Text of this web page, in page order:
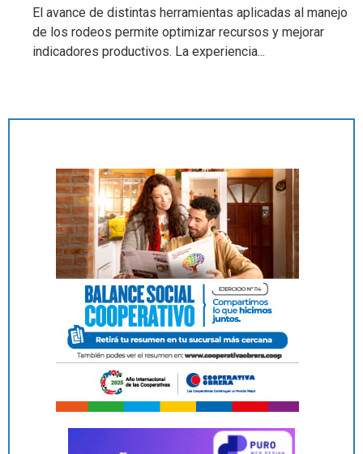
El avance de distintas herramientas aplicadas al manejo
de los rodeos permite optimizar recursos y mejorar
indicadores productivos. La experiencia...